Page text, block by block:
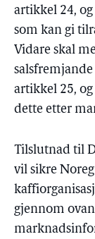
artikkel 24,
som kan gi
Vidare skal
artikkel 25,
dette etter
Tilslutnad til
vil sikre
gjennom